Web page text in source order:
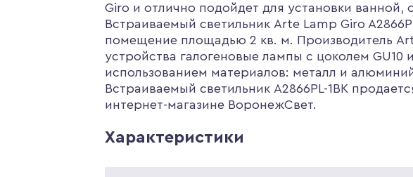
Giro и отлично подойдет для установки
Встраиваемый светильник Arte Lamp Giro
помещение площадью 2 кв. м. Производитель
устройства галогеновые лампы с цоколем
использованием материалов: металл и
Встраиваемый светильник A2866PL-1BK
интернет-магазине ВоронежСвет.
Характеристики